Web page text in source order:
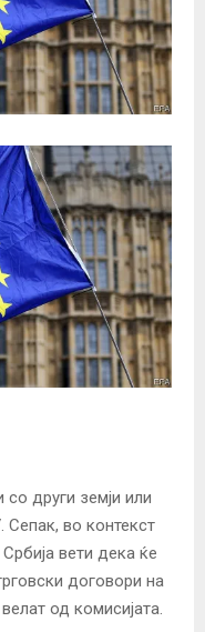
други земји или
Сепак, во контекст
вети дека ќе
договори на
од комисијата.